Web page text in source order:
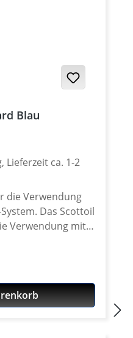
Blau
Lieferzeit ca. 1-2
die Verwendung
Scottoil
Verwendung mit
entwickelt. Die
die Schmutz-
verhindern.
dem
Temp Rot